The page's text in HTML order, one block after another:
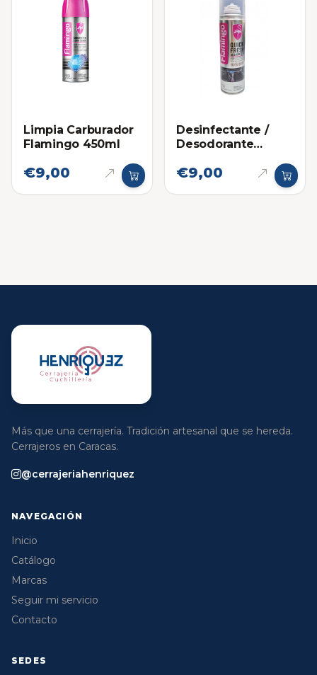
Limpia Carburador
Flamingo 450ml
€9,00
Desinfectante /
Desodorante
(220ml)
€9,00
Más que una cerrajería. Tradición artesanal que se hereda.
Cerrajeros en Caracas.
@cerrajeriahenriquez
NAVEGACIÓN
Inicio
Catálogo
Marcas
Seguir mi servicio
Contacto
SEDES